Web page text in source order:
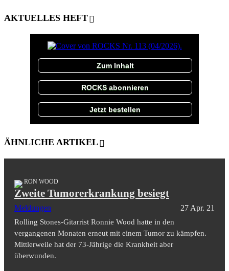
AKTUELLES HEFT
Zum Inhalt
ROCKS abonnieren
Jetzt bestellen
ÄHNLICHE ARTIKEL
RON WOOD
Zweite Tumorerkrankung besiegt
Meldungen 27 Apr. 21
Rolling Stones-Gitarrist Ronnie Wood hatte in den
vergangenen Monaten erneut mit einem Tumor zu kämpfen.
Mittlerweile hat der 73-Jährige die Krankheit aber
überwunden.